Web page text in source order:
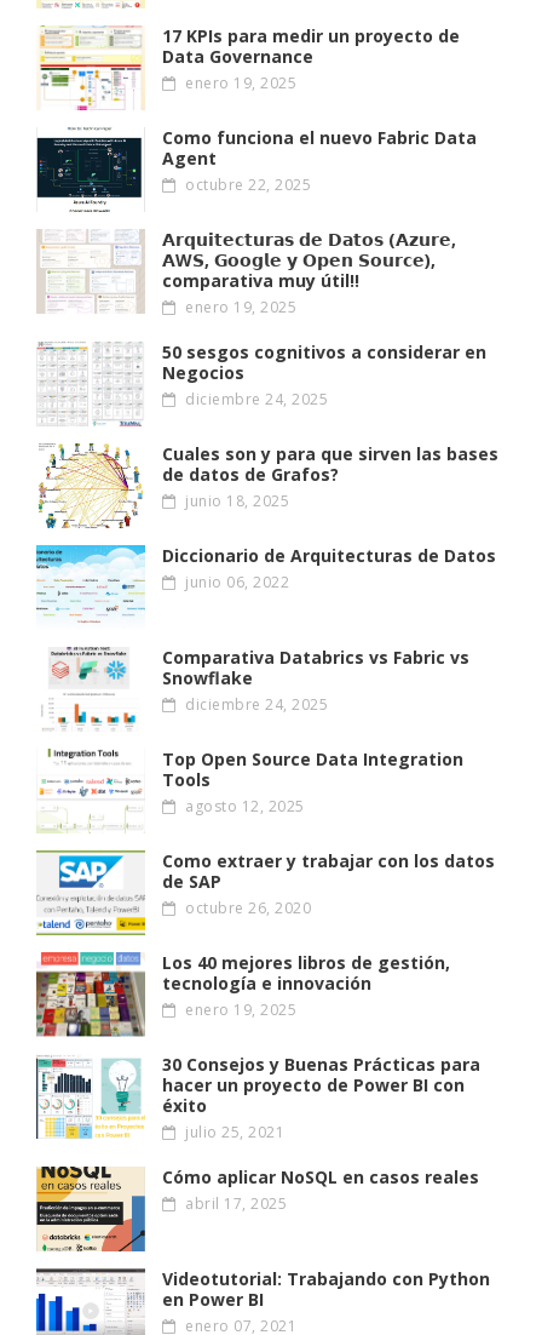
17 KPIs para medir un proyecto de
Data Governance
enero 19, 2025
Como funciona el nuevo Fabric Data
Agent
octubre 22, 2025
𝗔𝗿𝗾𝘂𝗶𝘁𝗲𝗰𝘁𝘂𝗿𝗮𝘀 𝗱𝗲 𝗗𝗮𝘁𝗼𝘀 (𝗔𝘇𝘂𝗿𝗲,
𝗔W𝗦, 𝗚𝗼𝗼𝗴𝗹𝗲 𝘆 𝗢𝗽𝗲𝗻 𝗦𝗼𝘂𝗿𝗰𝗲),
comparativa muy útil!!
enero 19, 2025
50 sesgos cognitivos a considerar en
Negocios
diciembre 24, 2025
Cuales son y para que sirven las bases
de datos de Grafos?
junio 18, 2025
Diccionario de Arquitecturas de Datos
junio 06, 2022
Comparativa Databrics vs Fabric vs
Snowflake
diciembre 24, 2025
Top Open Source Data Integration
Tools
agosto 12, 2025
Como extraer y trabajar con los datos
de SAP
octubre 26, 2020
Los 40 mejores libros de gestión,
tecnología e innovación
enero 19, 2025
30 Consejos y Buenas Prácticas para
hacer un proyecto de Power BI con
éxito
julio 25, 2021
Cómo aplicar NoSQL en casos reales
abril 17, 2025
Videotutorial: Trabajando con Python
en Power BI
enero 07, 2021